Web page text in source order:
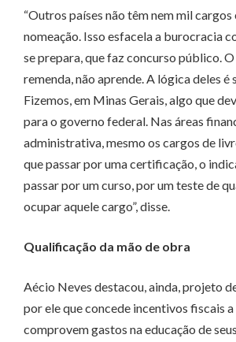
“Outros países não têm nem mil cargos
nomeação. Isso esfacela a burocracia
se prepara, que faz concurso público.
remenda, não aprende. A lógica deles é
Fizemos, em Minas Gerais, algo que
para o governo federal. Nas áreas
administrativa, mesmo os cargos de
que passar por uma certificação, o
passar por um curso, por um teste de
ocupar aquele cargo”, disse.
Qualificação da mão de obra
Aécio Neves destacou, ainda, projeto
por ele que concede incentivos fiscais
comprovem gastos na educação de